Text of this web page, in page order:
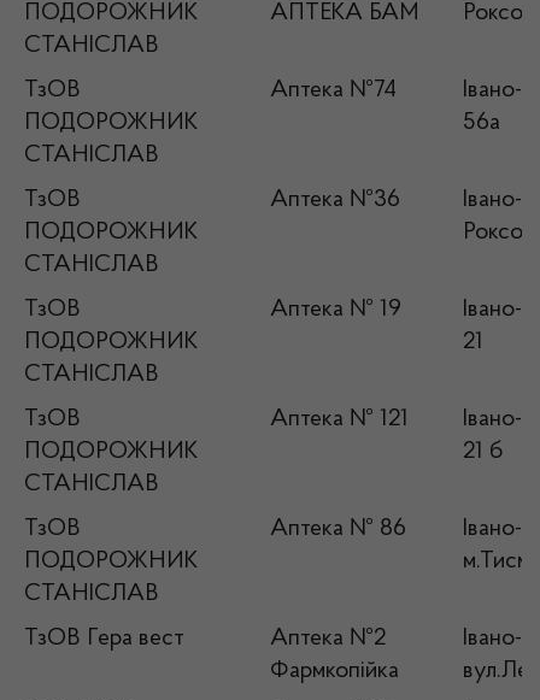
ПОДОРОЖНИК
СТАНІСЛАВ
АПТЕКА БАМ
ТзОВ
ПОДОРОЖНИК
СТАНІСЛАВ
Аптека №74
Івано-
56а
ТзОВ
ПОДОРОЖНИК
СТАНІСЛАВ
Аптека №36
Івано-
ТзОВ
ПОДОРОЖНИК
СТАНІСЛАВ
Аптека № 19
Івано-
21
ТзОВ
ПОДОРОЖНИК
СТАНІСЛАВ
Аптека № 121
Івано-
21 б
ТзОВ
ПОДОРОЖНИК
СТАНІСЛАВ
Аптека № 86
Івано-
ТзОВ Гера вест
Аптека №2
Фармкопійка
Івано-